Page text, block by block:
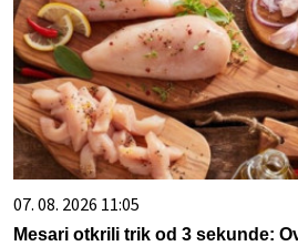
07. 08. 2026 11:05
Mesari otkrili trik od 3 sekunde: